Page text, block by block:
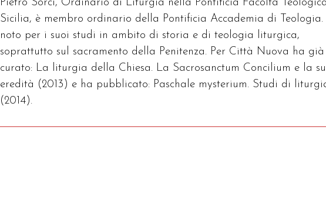
Pietro Sorci, Ordinario di Liturgia nella Pontificia Facoltà
Sicilia, è membro ordinario della Pontificia Accademia di Teologia.
noto per i suoi studi in ambito di storia e di teologia liturgica,
soprattutto sul sacramento della Penitenza. Per Città Nuova ha già
curato: La liturgia della Chiesa. La Sacrosanctum Concilium e la
eredità (2013) e ha pubblicato: Paschale mysterium. Studi di
(2014).